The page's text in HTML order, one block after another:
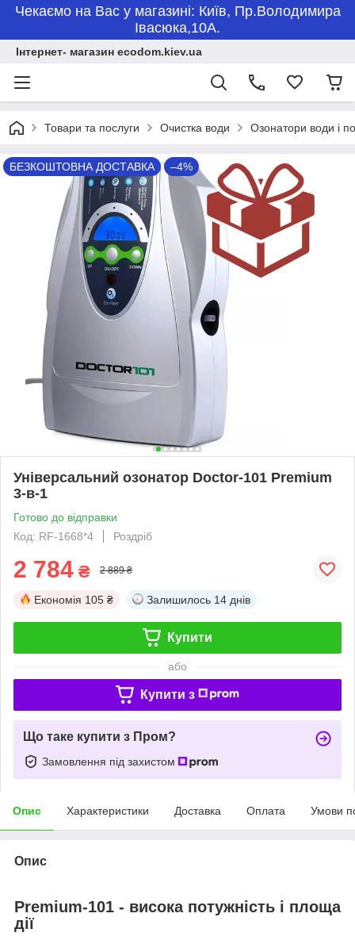
Чекаємо на Вас у магазині: Київ, Пр.Володимира
Івасюка,10А.
Інтернет- магазин ecodom.kiev.ua
Товари та послуги Очистка води Озонатори води і
БЕЗКОШТОВНА ДОСТАВКА –4%
Універсальний озонатор Doctor-101 Premium
3-в-1
Готово до відправки
Код: RF-1668*4
Роздріб
2 784 ₴ 2 889 ₴
Економія 105 ₴ Залишилось 14 днів
Купити
або
Купити з
Що таке купити з Пром?
Замовлення під захистом
Опис Характеристики Доставка Оплата Умови
Опис
Premium-101 - висока потужність і площа
дії